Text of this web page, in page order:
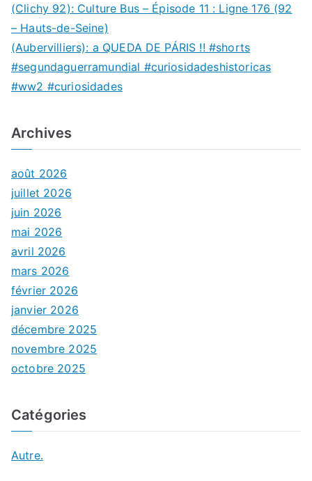
(Clichy 92): Culture Bus – Épisode 11 : Ligne 176 (92
– Hauts-de-Seine)
(Aubervilliers): a QUEDA DE PÁRIS !! #shorts
#segundaguerramundial #curiosidadeshistoricas
#ww2 #curiosidades
Archives
août 2026
juillet 2026
juin 2026
mai 2026
avril 2026
mars 2026
février 2026
janvier 2026
décembre 2025
novembre 2025
octobre 2025
Catégories
Autre.